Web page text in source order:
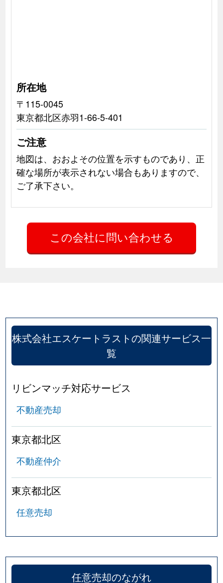
所在地
〒115-0045
東京都北区赤羽1-66-5-401
ご注意
地図は、おおよその位置を示すものであり、正
確な場所が表示されない場合もありますので、
ご了承下さい。
株式会社エスケートラストの関連サービス一
覧
リビンマッチ対応サービス
不動産売却
東京都北区
不動産仲介
東京都北区
任意売却
任意売却のながれ